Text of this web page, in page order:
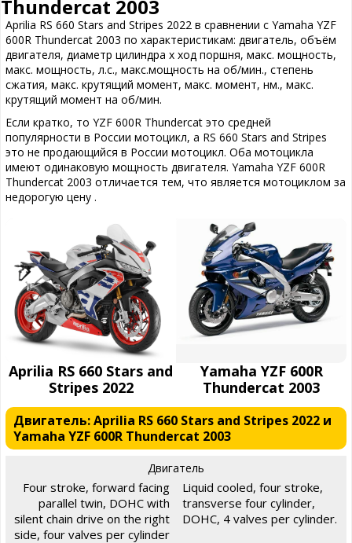
Thundercat 2003
Aprilia RS 660 Stars and Stripes 2022 в сравнении с Yamaha YZF
600R Thundercat 2003 по характеристикам: двигатель, объём
двигателя, диаметр цилиндра х ход поршня, макс. мощность,
макс. мощность, л.с., макс.мощность на об/мин., степень
сжатия, макс. крутящий момент, макс. момент, нм., макс.
крутящий момент на об/мин.
Если кратко, то YZF 600R Thundercat это средней
популярности в России мотоцикл, а RS 660 Stars and Stripes
это не продающийся в России мотоцикл. Оба мотоцикла
имеют одинаковую мощность двигателя. Yamaha YZF 600R
Thundercat 2003 отличается тем, что является мотоциклом за
недорогую цену .
Aprilia RS 660 Stars and
Stripes 2022
Yamaha YZF 600R
Thundercat 2003
Двигатель: Aprilia RS 660 Stars and Stripes 2022 и
Yamaha YZF 600R Thundercat 2003
Двигатель
Four stroke, forward facing
parallel twin, DOHC with
silent chain drive on the right
side, four valves per cylinder
Liquid cooled, four stroke,
transverse four cylinder,
DOHC, 4 valves per cylinder.